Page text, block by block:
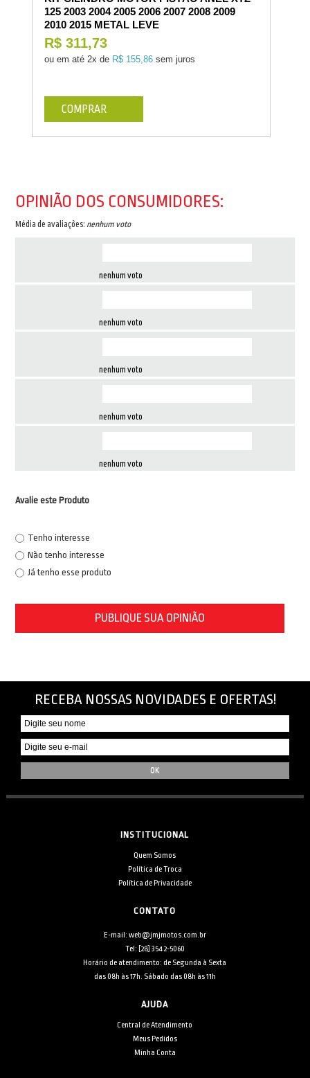
125 2003 2004 2005 2006 2007 2008 2009
2010 2015 METAL LEVE
R$ 311,73
ou em até 2x de R$ 155,86 sem juros
COMPRAR
OPINIÃO DOS CONSUMIDORES:
Média de avaliações: nenhum voto
nenhum voto
nenhum voto
nenhum voto
nenhum voto
nenhum voto
Avalie este Produto
Tenho interesse
Não tenho interesse
Já tenho esse produto
PUBLIQUE SUA OPINIÃO
RECEBA NOSSAS NOVIDADES E OFERTAS!
INSTITUCIONAL
Quem Somos
Política de Troca
Política de Privacidade
CONTATO
E-mail: web@jmjmotos.com.br
Tel: [28] 3542-5060
Horário de atendimento: de Segunda à Sexta
das 08h às 17h. Sábado das 08h às 11h
AJUDA
Central de Atendimento
Meus Pedidos
Minha Conta